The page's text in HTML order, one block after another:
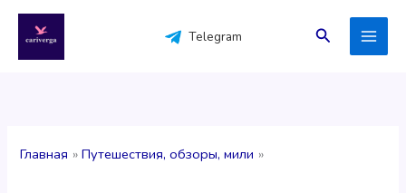
содержимому
Telegram Поиск
Главная Путешествия, обзоры, мили